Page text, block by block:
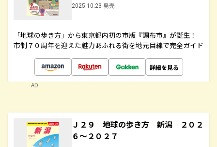
2025.10.23 発売
「地球の歩き方」から東京都内初の市版『調布市』が誕生！
市制７０周年を迎えた魅力あふれる街を地元目線で完全ガイド
詳細を見る
AD
Ｊ２９ 地球の歩き方 新潟 ２０２
６～２０２７